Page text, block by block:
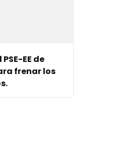
EE de
frenar los